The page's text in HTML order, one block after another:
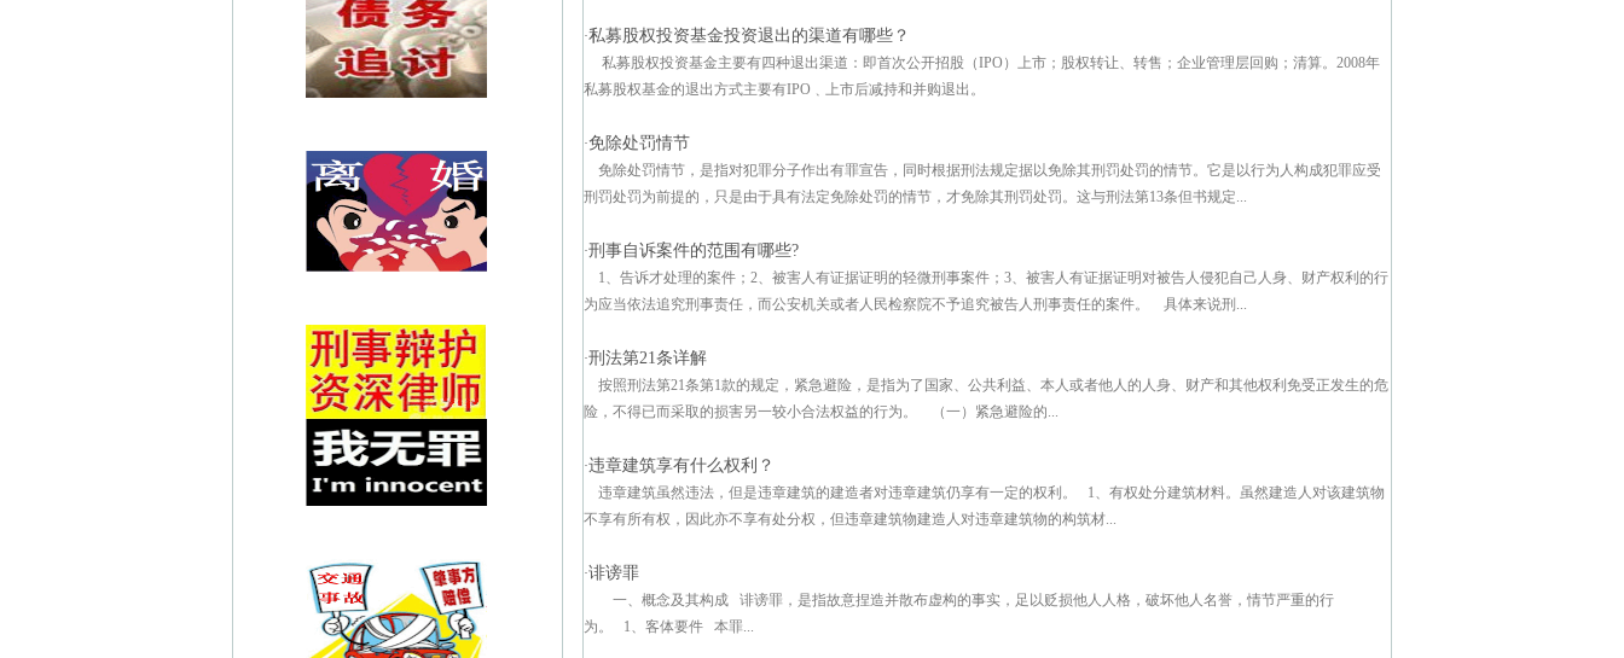
·私募股权投资基金投资退出的渠道有哪些？
私募股权投资基金主要有四种退出渠道：即首次公开招股（IPO）上市；股权转让、转售；企业管理层回购；清算。2008年
私募股权基金的退出方式主要有IPO﹑上市后减持和并购退出。
·免除处罚情节
免除处罚情节，是指对犯罪分子作出有罪宣告，同时根据刑法规定据以免除其刑罚处罚的情节。它是以行为人构成犯罪应受
刑罚处罚为前提的，只是由于具有法定免除处罚的情节，才免除其刑罚处罚。这与刑法第13条但书规定...
·刑事自诉案件的范围有哪些?
1、告诉才处理的案件；2、被害人有证据证明的轻微刑事案件；3、被害人有证据证明对被告人侵犯自己人身、财产权利的行
为应当依法追究刑事责任，而公安机关或者人民检察院不予追究被告人刑事责任的案件。 具体来说刑...
·刑法第21条详解
按照刑法第21条第1款的规定，紧急避险，是指为了国家、公共利益、本人或者他人的人身、财产和其他权利免受正发生的危
险，不得已而采取的损害另一较小合法权益的行为。 （一）紧急避险的...
·违章建筑享有什么权利？
违章建筑虽然违法，但是违章建筑的建造者对违章建筑仍享有一定的权利。 1、有权处分建筑材料。虽然建造人对该建筑物
不享有所有权，因此亦不享有处分权，但违章建筑物建造人对违章建筑物的构筑材...
·诽谤罪
一、概念及其构成 诽谤罪，是指故意捏造并散布虚构的事实，足以贬损他人人格，破坏他人名誉，情节严重的行
为。 1、客体要件 本罪...